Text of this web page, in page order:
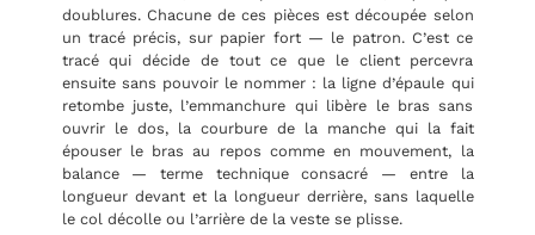
doublures. Chacune de ces pièces est découpée selon
un tracé précis, sur papier fort — le patron. C’est ce
tracé qui décide de tout ce que le client percevra
ensuite sans pouvoir le nommer : la ligne d’épaule qui
retombe juste, l’emmanchure qui libère le bras sans
ouvrir le dos, la courbure de la manche qui la fait
épouser le bras au repos comme en mouvement, la
balance — terme technique consacré — entre la
longueur devant et la longueur derrière, sans laquelle
le col décolle ou l’arrière de la veste se plisse.